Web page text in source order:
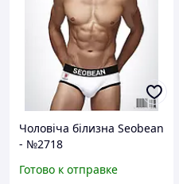
Чоловіча білизна Seobean
- №2718
Готово к отправке